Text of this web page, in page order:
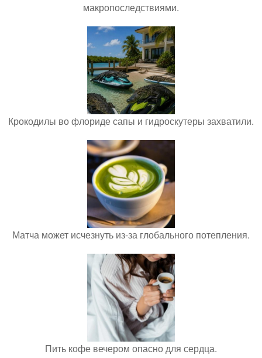
макропоследствиями.
Крокодилы во флориде сапы и гидроскутеры захватили.
Матча может исчезнуть из-за глобального потепления.
Пить кофе вечером опасно для сердца.